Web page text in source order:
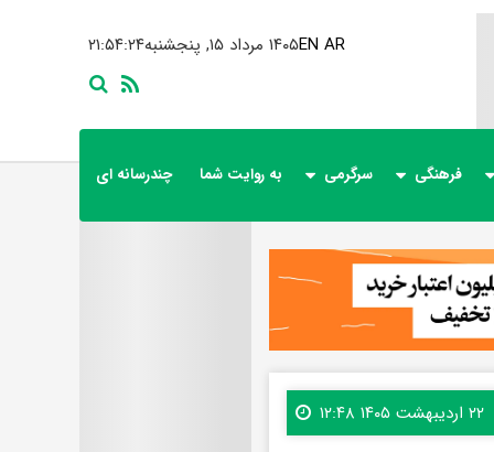
۲۱:۵۴:۲۶ ۱۴۰۵ مرداد ۱۵, پنجشنبهEN AR
فرهنگی سرگرمی به روایت شما چندرسانه ای
۲۲ اردیبهشت ۱۴۰۵ ۱۲:۴۸